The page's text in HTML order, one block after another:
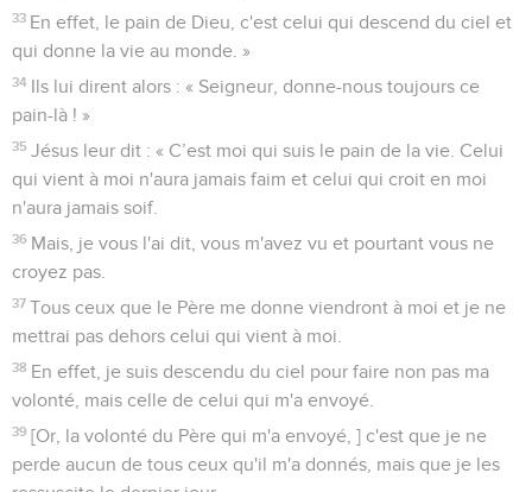
33 En effet, le pain de Dieu, c'est celui qui descend du ciel et
qui donne la vie au monde. »
34 Ils lui dirent alors : « Seigneur, donne-nous toujours ce
pain-là ! »
35 Jésus leur dit : « C’est moi qui suis le pain de la vie. Celui
qui vient à moi n'aura jamais faim et celui qui croit en moi
n'aura jamais soif.
36 Mais, je vous l'ai dit, vous m'avez vu et pourtant vous ne
croyez pas.
37 Tous ceux que le Père me donne viendront à moi et je ne
mettrai pas dehors celui qui vient à moi.
38 En effet, je suis descendu du ciel pour faire non pas ma
volonté, mais celle de celui qui m'a envoyé.
39 [Or, la volonté du Père qui m'a envoyé, ] c'est que je ne
perde aucun de tous ceux qu'il m'a donnés, mais que je les